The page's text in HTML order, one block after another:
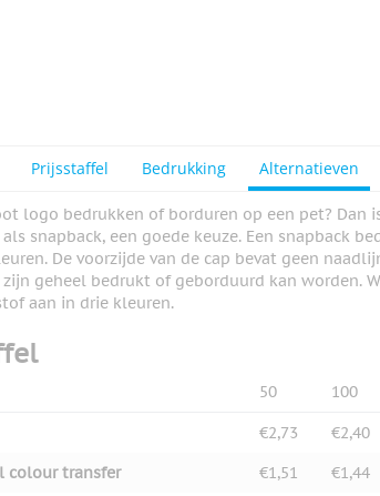
Prijsstaffel Bedrukking Alternatieven
logo bedrukken of borduren op een pet? Dan
snapback, een goede keuze. Een snapback
De voorzijde van de cap bevat geen
geheel bedrukt of geborduurd kan worden.
aan in drie kleuren.
50 100
€2,73 €2,40
colour transfer
€1,51 €1,44